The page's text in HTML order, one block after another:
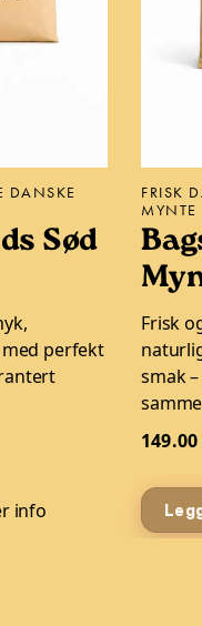
DANSKE
Sød
perfekt
info
FRISK
MYNTE
Frisk
smak
149.00